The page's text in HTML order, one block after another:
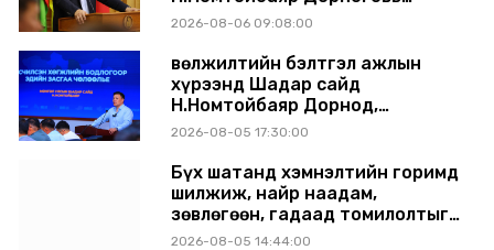
аймагт ажиллав
2026-08-06 09:08:00
Өвөлжилтийн бэлтгэл ажлын
хүрээнд Шадар сайд
Н.Номтойбаяр Дорнод,
Сүхбаатар аймагт ажиллав
2026-08-05 17:30:00
Бүх шатанд хэмнэлтийн горимд
шилжиж, найр наадам,
зөвлөгөөн, гадаад томилолтыг
хориглолоо
2026-08-05 14:44:00